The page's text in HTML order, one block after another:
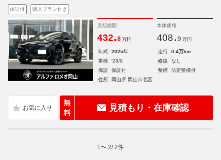
保証付 購入プラン付き
支払総額
432.8 万円
本体価格
408. 9 万円
年式 2025年 走行
0.4万km
車検
'28/9 修復
なし
保証
保証付 整備
法定整備付
住所
岡山県 岡山市北区
無
料
見積もり・在庫確認
1 〜 2/2件